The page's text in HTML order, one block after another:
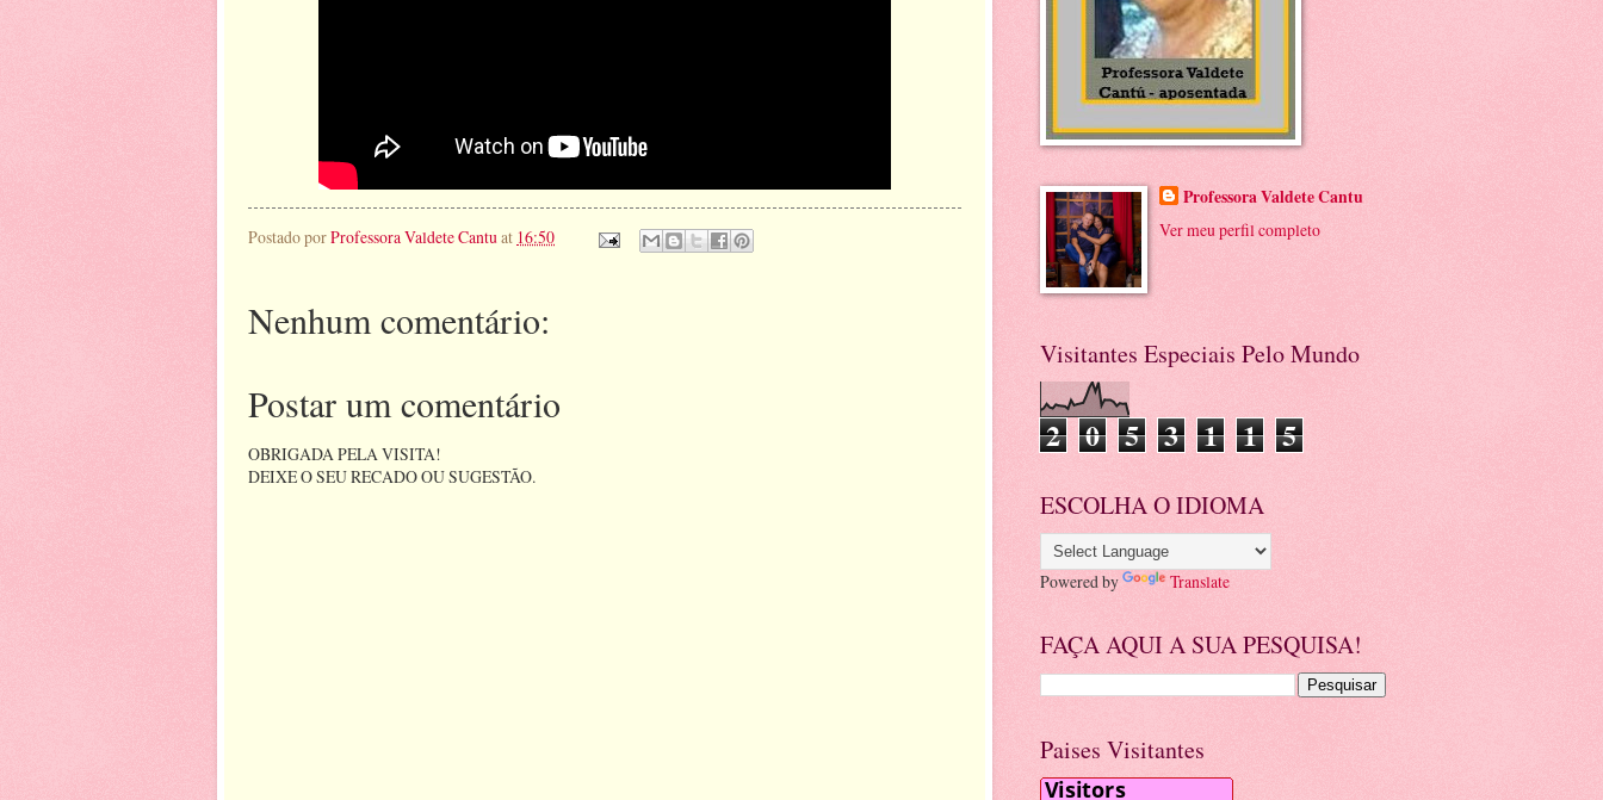
Postado porProfessora Valdete Cantuat 16:50
Nenhum comentário:
Postar um comentário
OBRIGADA PELA VISITA!
DEIXE O SEU RECADO OU SUGESTÃO.
Professora Valdete Cantu
Ver meu perfil completo
Visitantes Especiais Pelo Mundo
2 0 5 3 1 1 5
ESCOLHA O IDIOMA
Powered by Translate
FAÇA AQUI A SUA PESQUISA!
Paises Visitantes